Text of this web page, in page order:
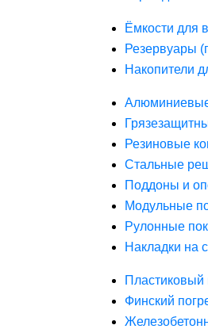
Ёмкости для
Резервуары
Накопители
Резиновые
Стальные
Поддоны и
Модульные
Рулонные
Накладки на
Пластиковый
Финский